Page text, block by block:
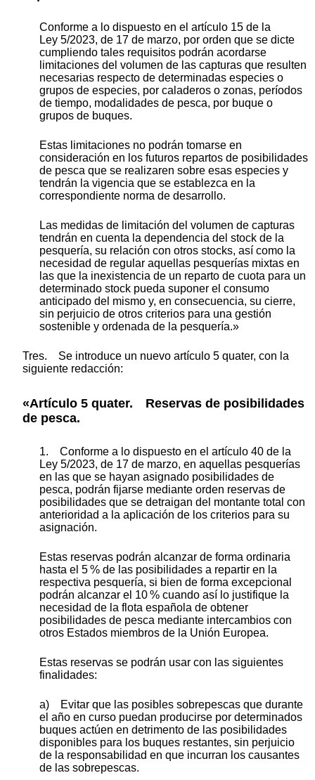
Conforme a lo dispuesto en el artículo 15 de la
Ley 5/2023, de 17 de marzo, por orden que se dicte
cumpliendo tales requisitos podrán acordarse
limitaciones del volumen de las capturas que resulten
necesarias respecto de determinadas especies o
grupos de especies, por caladeros o zonas, períodos
de tiempo, modalidades de pesca, por buque o
grupos de buques.
Estas limitaciones no podrán tomarse en
consideración en los futuros repartos de posibilidades
de pesca que se realizaren sobre esas especies y
tendrán la vigencia que se establezca en la
correspondiente norma de desarrollo.
Las medidas de limitación del volumen de capturas
tendrán en cuenta la dependencia del stock de la
pesquería, su relación con otros stocks, así como la
necesidad de regular aquellas pesquerías mixtas en
las que la inexistencia de un reparto de cuota para un
determinado stock pueda suponer el consumo
anticipado del mismo y, en consecuencia, su cierre,
sin perjuicio de otros criterios para una gestión
sostenible y ordenada de la pesquería.»
Tres. Se introduce un nuevo artículo 5 quater, con la
siguiente redacción:
«Artículo 5 quater. Reservas de posibilidades
de pesca.
1. Conforme a lo dispuesto en el artículo 40 de la
Ley 5/2023, de 17 de marzo, en aquellas pesquerías
en las que se hayan asignado posibilidades de
pesca, podrán fijarse mediante orden reservas de
posibilidades que se detraigan del montante total con
anterioridad a la aplicación de los criterios para su
asignación.
Estas reservas podrán alcanzar de forma ordinaria
hasta el 5 % de las posibilidades a repartir en la
respectiva pesquería, si bien de forma excepcional
podrán alcanzar el 10 % cuando así lo justifique la
necesidad de la flota española de obtener
posibilidades de pesca mediante intercambios con
otros Estados miembros de la Unión Europea.
Estas reservas se podrán usar con las siguientes
finalidades:
a) Evitar que las posibles sobrepescas que durante
el año en curso puedan producirse por determinados
buques actúen en detrimento de las posibilidades
disponibles para los buques restantes, sin perjuicio
de la responsabilidad en que incurran los causantes
de las sobrepescas.